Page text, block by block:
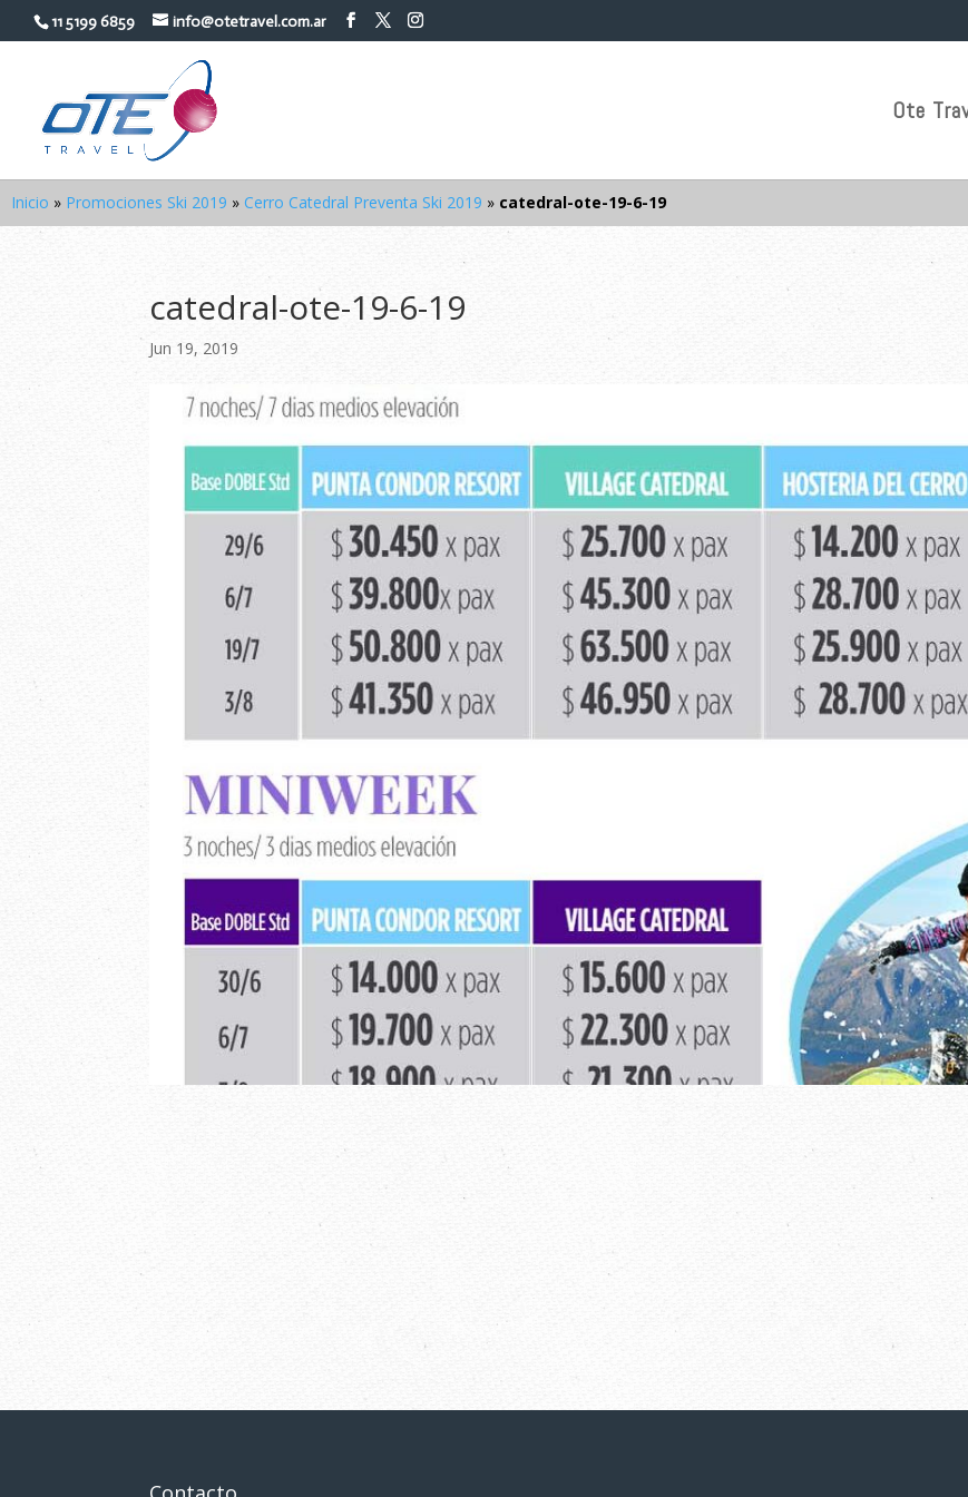
11 5199 6859 info@otetravel.com.ar
Ote
Inicio » Promociones Ski 2019 » Cerro Catedral Preventa Ski 2019 » catedral-ote-19-6-19
catedral-ote-19-6-19
Jun 19, 2019